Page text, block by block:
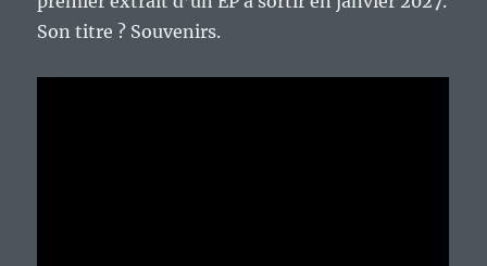
Son titre ? Souvenirs.